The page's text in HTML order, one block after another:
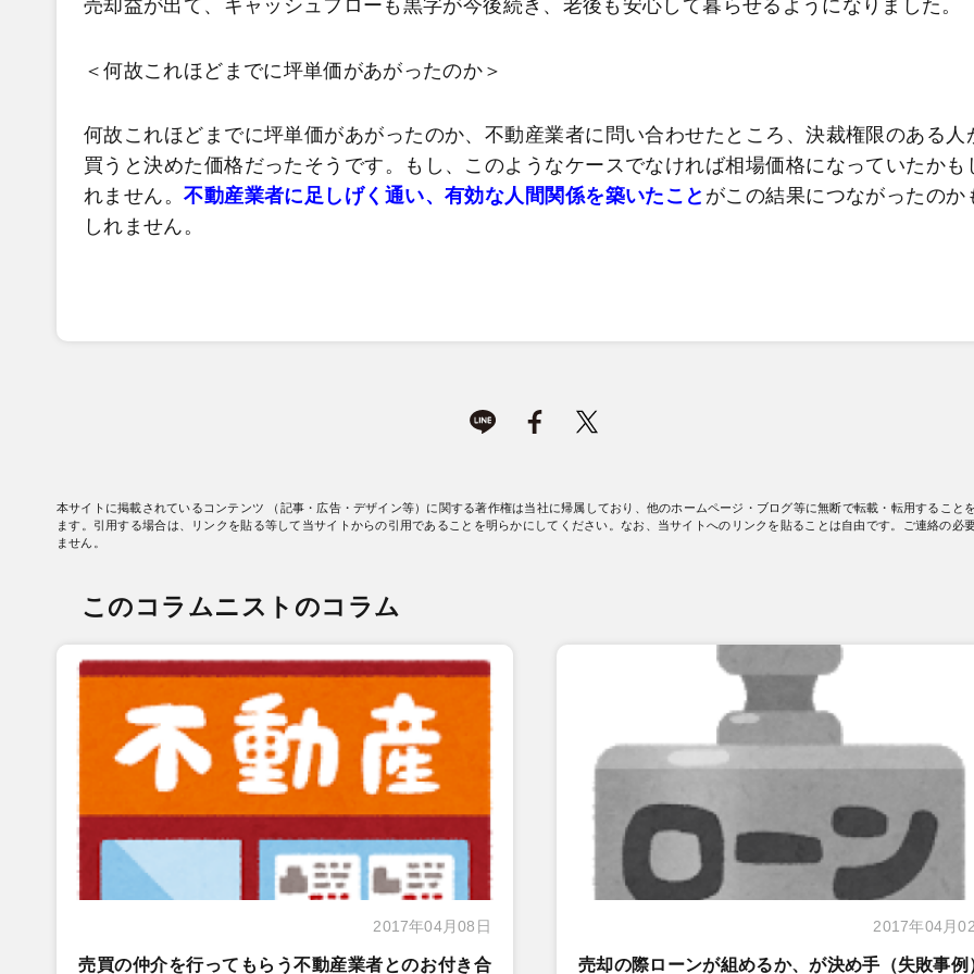
売却益が出て、キャッシュフローも黒字が今後続き、老後も安心して暮らせるようになりました。
＜何故これほどまでに坪単価があがったのか＞
何故これほどまでに坪単価があがったのか、不動産業者に問い合わせたところ、決裁権限のある人
買うと決めた価格だったそうです。もし、このようなケースでなければ相場価格になっていたかも
れません。不動産業者に足しげく通い、有効な人間関係を築いたこと がこの結果につながったのか
しれません。
本サイトに掲載されているコンテンツ （記事・広告・デザイン等）に関する著作権は当社に帰属しており、他のホームページ・ブログ等に無断で転載・転用すること
ます。引用する場合は、リンクを貼る等して当サイトからの引用であることを明らかにしてください。なお、当サイトへのリンクを貼ることは自由です。ご連絡の必
ません。
このコラムニストのコラム
2017年04月08日
売買の仲介を行ってもらう不動産業者とのお付き合
2017年04月
売却の際ローンが組めるか、が決め手（失敗事例